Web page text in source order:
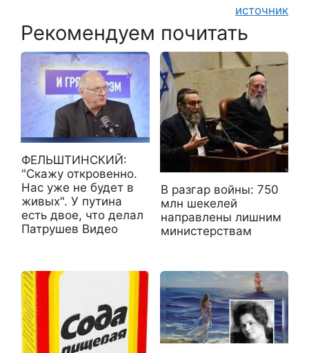
источник
Рекомендуем почитать
ФЕЛЬШТИНСКИЙ:
"Скажу откровенно.
Нас уже не будет в
живых". У путина
есть двое, что делал
Патрушев Видео
В разгар войны: 750
млн шекелей
направлены лишним
министерствам